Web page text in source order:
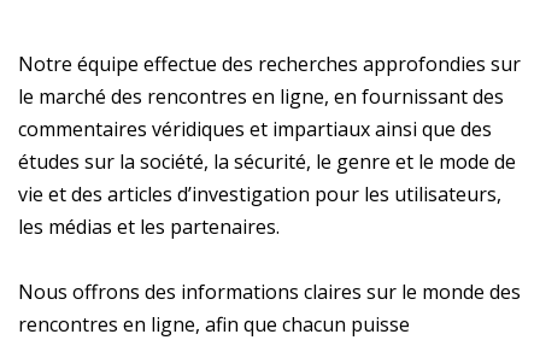
Notre équipe effectue des recherches approfondies sur
le marché des rencontres en ligne, en fournissant des
commentaires véridiques et impartiaux ainsi que des
études sur la société, la sécurité, le genre et le mode de
vie et des articles d’investigation pour les utilisateurs,
les médias et les partenaires.
Nous offrons des informations claires sur le monde des
rencontres en ligne, afin que chacun puisse